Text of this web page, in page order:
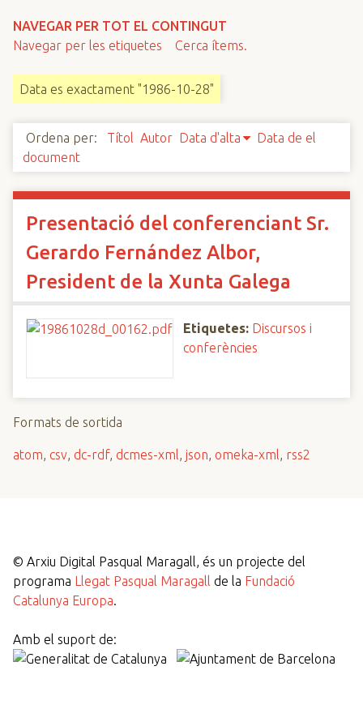
NAVEGAR PER TOT EL CONTINGUT
Navegar per les etiquetes
Cerca ítems.
Data es exactament "1986-10-28"
Ordena per: Títol Autor Data d'alta
Data de el
document
Presentació del conferenciant Sr.
Gerardo Fernández Albor,
President de la Xunta Galega
Etiquetes: Discursos i
conferències
Formats de sortida
atom, csv, dc-rdf, dcmes-xml, json, omeka-xml, rss2
© Arxiu Digital Pasqual Maragall, és un projecte del
programa Llegat Pasqual Maragall de la Fundació
Catalunya Europa.
Amb el suport de: